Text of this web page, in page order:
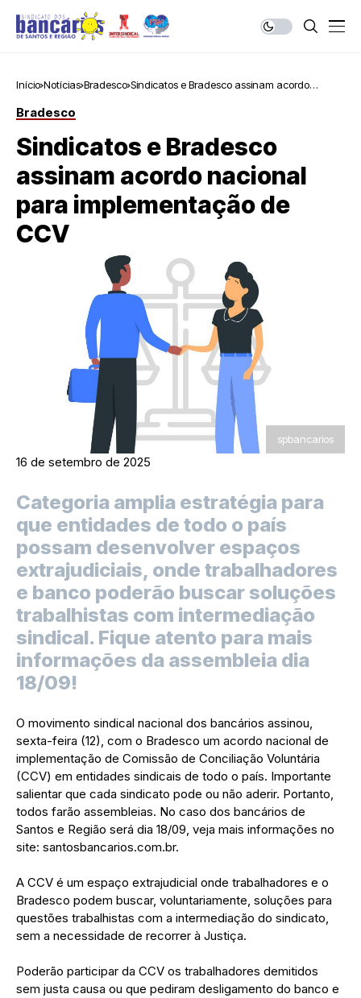
Início Notícias Bradesco Sindicatos e Bradesco assinam acordo
Bradesco
Sindicatos e Bradesco
assinam acordo nacional
para implementação de
CCV
spbancarios
16 de setembro de 2025
Categoria amplia estratégia para
que entidades de todo o país
possam desenvolver espaços
extrajudiciais, onde trabalhadores
e banco poderão buscar soluções
trabalhistas com intermediação
sindical. Fique atento para mais
informações da assembleia dia
18/09!
O movimento sindical nacional dos bancários assinou,
sexta-feira (12), com o Bradesco um acordo nacional de
implementação de Comissão de Conciliação Voluntária
(CCV) em entidades sindicais de todo o país. Importante
salientar que cada sindicato pode ou não aderir. Portanto,
todos farão assembleias. No caso dos bancários de
Santos e Região será dia 18/09, veja mais informações no
site: santosbancarios.com.br.
A CCV é um espaço extrajudicial onde trabalhadores e o
Bradesco podem buscar, voluntariamente, soluções para
questões trabalhistas com a intermediação do sindicato,
sem a necessidade de recorrer à Justiça.
Poderão participar da CCV os trabalhadores demitidos
sem justa causa ou que pediram desligamento do banco e